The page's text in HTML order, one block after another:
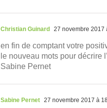
Christian Guinard 27 novembre 2017
en fin de comptant votre
le nouveau mots pour décrire
Sabine Pernet
Sabine Pernet 27 novembre 2017 à